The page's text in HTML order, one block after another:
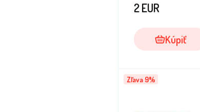
2EUR
Kúpiť
Zľava 9%